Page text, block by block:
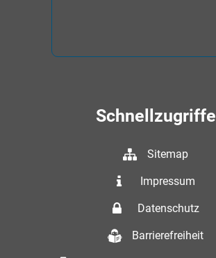
Schnellzugriffe
Sitemap
Impressum
Datenschutz
Barrierefreiheit